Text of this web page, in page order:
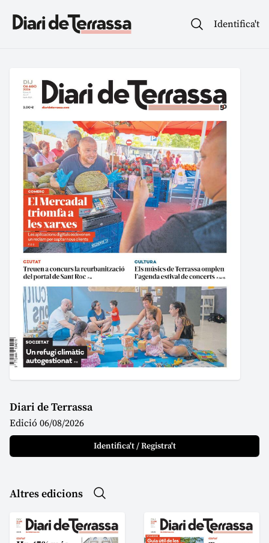
Identifica't
Diari de Terrassa
Edició 06/08/2026
Identifica't / Registra't
Altres edicions